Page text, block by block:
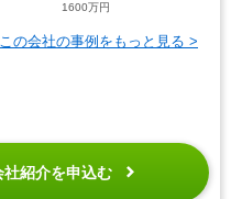
1600万円
この会社の事例をもっと見る >
紹介を申込む